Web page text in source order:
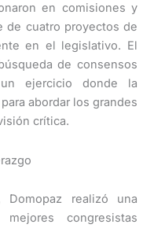
en comisiones y
de cuatro proyectos de
en el legislativo. El
de consensos
ejercicio donde la
abordar los grandes
crítica.
realizó una
congresistas